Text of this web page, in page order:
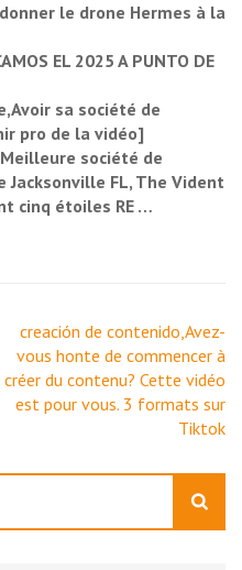
le drone Hermes à la
EL 2025 A PUNTO DE
sa société de
pro de la vidéo]
société de
FL, The Vident
cinq étoiles RE …
creación de contenido,Avez-
vous honte de commencer à
créer du contenu? Cette vidéo
est pour vous. 3 formats sur
Tiktok